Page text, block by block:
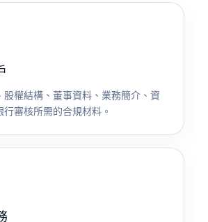
股權結構、董事資料、業務簡介、資
審核所需的合規材料。